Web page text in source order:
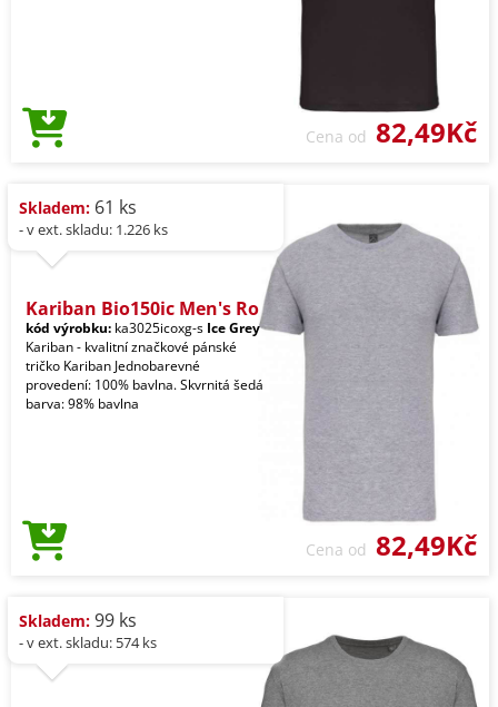
Cena od 82,49Kč
Skladem: 61 ks
- v ext. skladu: 1.226 ks
Kariban Bio150ic Men's Ro
kód výrobku: ka3025icoxg-s Ice Grey
Kariban - kvalitní značkové pánské
tričko Kariban Jednobarevné
provedení: 100% bavlna. Skvrnitá šedá
barva: 98% bavlna
Cena od 82,49Kč
Skladem: 99 ks
- v ext. skladu: 574 ks